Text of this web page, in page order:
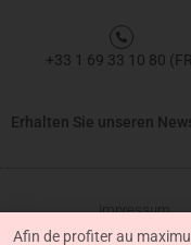
+33 1 69 33 10 80
Erhalten Sie unseren
Impressum
Afin de profiter au